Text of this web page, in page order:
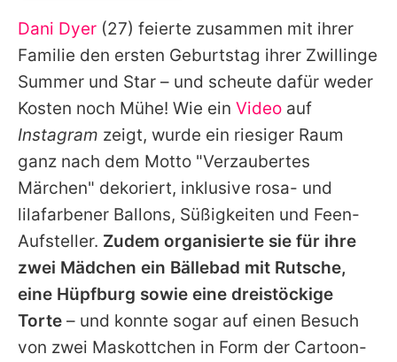
Impressum
Datenschutzerklärung
Nutzungsbedingungen
Utiq verwalten
Dani Dyer (27) feierte zusammen mit ihrer
Familie den ersten Geburtstag ihrer Zwillinge
Summer und Star – und scheute dafür weder
Kosten noch Mühe! Wie ein Video auf
Instagram zeigt, wurde ein riesiger Raum
ganz nach dem Motto "Verzaubertes
Märchen" dekoriert, inklusive rosa- und
lilafarbener Ballons, Süßigkeiten und Feen-
Aufsteller. Zudem organisierte sie für ihre
zwei Mädchen ein Bällebad mit Rutsche,
eine Hüpfburg sowie eine dreistöckige
Torte – und konnte sogar auf einen Besuch
von zwei Maskottchen in Form der Cartoon-